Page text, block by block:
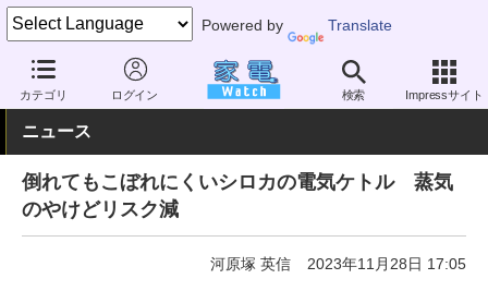
Powered by Translate
カテゴリ ログイン 検索 Impressサイト
家電 Watch 生活家電 キッチン家電 電気ケトル
ニュース
倒れてもこぼれにくいシロカの電気ケトル 蒸気
のやけどリスク減
河原塚 英信 2023年11月28日 17:05